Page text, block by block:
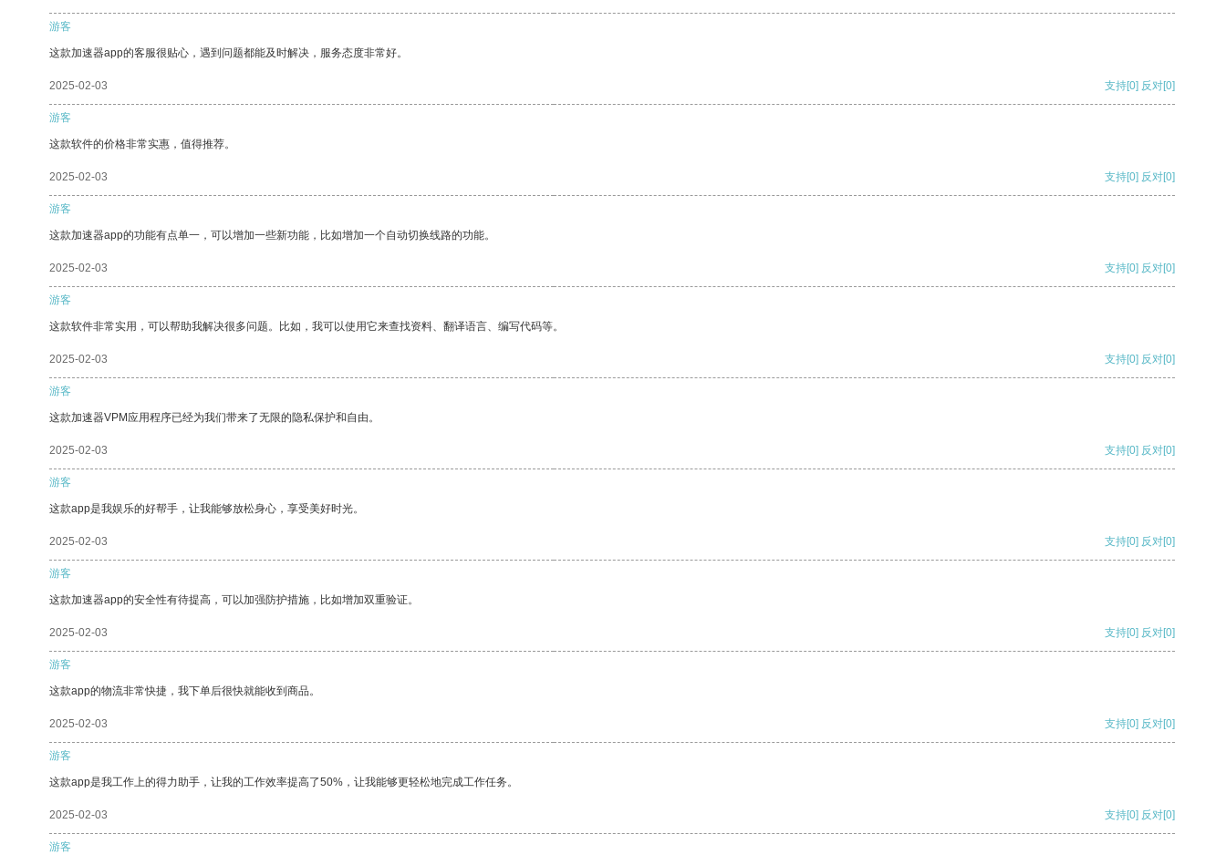
游客
这款加速器app的客服很贴心，遇到问题都能及时解决，服务态度非常好。
2025-02-03 支持[0] 反对[0]
游客
这款软件的价格非常实惠，值得推荐。
2025-02-03 支持[0] 反对[0]
游客
这款加速器app的功能有点单一，可以增加一些新功能，比如增加一个自动切换线路的功能。
2025-02-03 支持[0] 反对[0]
游客
这款软件非常实用，可以帮助我解决很多问题。比如，我可以使用它来查找资料、翻译语言、编写代码等。
2025-02-03 支持[0] 反对[0]
游客
这款加速器VPM应用程序已经为我们带来了无限的隐私保护和自由。
2025-02-03 支持[0] 反对[0]
游客
这款app是我娱乐的好帮手，让我能够放松身心，享受美好时光。
2025-02-03 支持[0] 反对[0]
游客
这款加速器app的安全性有待提高，可以加强防护措施，比如增加双重验证。
2025-02-03 支持[0] 反对[0]
游客
这款app的物流非常快捷，我下单后很快就能收到商品。
2025-02-03 支持[0] 反对[0]
游客
这款app是我工作上的得力助手，让我的工作效率提高了50%，让我能够更轻松地完成工作任务。
2025-02-03 支持[0] 反对[0]
游客